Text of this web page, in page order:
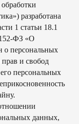
разработана
1 статьи 18.1
ФЗ «О
о персональных
и свобод
персональных
данных,